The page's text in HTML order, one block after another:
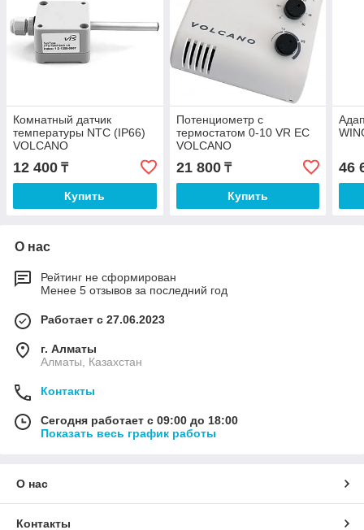
Комнатный датчик
температуры NTC (IP66)
VOLCANO
12 400 ₸
Купить
Потенциометр с
термостатом 0-10 VR EC
VOLCANO
21 800₸
Купить
46
О нас
Рейтинг не сформирован
Менее 5 отзывов за последний год
Работает с 27.06.2023
г. Алматы
Алматы, Казахстан
Контакты
Сегодня работает с 09:00 до 18:00
Показать весь график работы
О нас
Контакты